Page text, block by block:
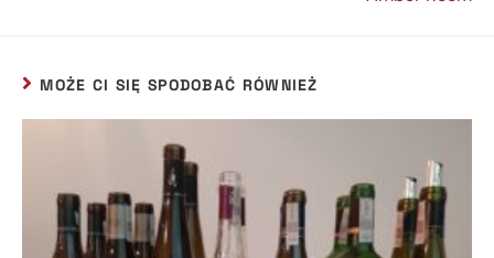
MOŻE CI SIĘ SPODOBAĆ RÓWNIEŻ